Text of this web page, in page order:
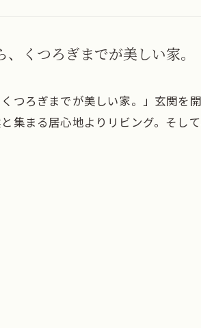
、くつろぎまでが美しい家。
くつろぎまでが美しい家。」玄関
集まる居心地よりリビング。そし